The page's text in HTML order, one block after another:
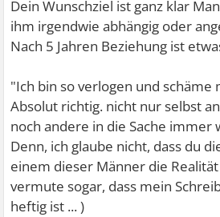
Dein Wunschziel ist ganz klar
ihm irgendwie abhängig oder
Nach 5 Jahren Beziehung ist
"Ich bin so verlogen und schäme
Absolut richtig. nicht nur selbst
noch andere in die Sache immer
Denn, ich glaube nicht, dass du
einem dieser Männer die Realität
vermute sogar, dass mein
heftig ist ... )